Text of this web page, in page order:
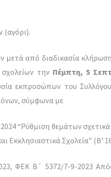
(αγόρι).
μετά από διαδικασία
την Πέμπτη, 5
εκπροσώπων του
σύμφωνα με
“Ρύθμιση θεμάτων
Εκκλησιαστικά Σχολεία” (B’
ΦΕΚ Β΄ 5372/7-9-2023